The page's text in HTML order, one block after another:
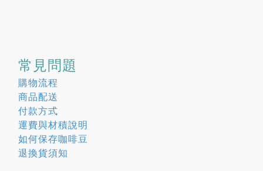
常見問題
購物流程
商品配送
付款方式
運費與材積說明
如何保存咖啡豆
退換貨須知